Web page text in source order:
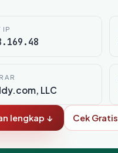
IP
LLC
lengkap ↓ Cek Gratis